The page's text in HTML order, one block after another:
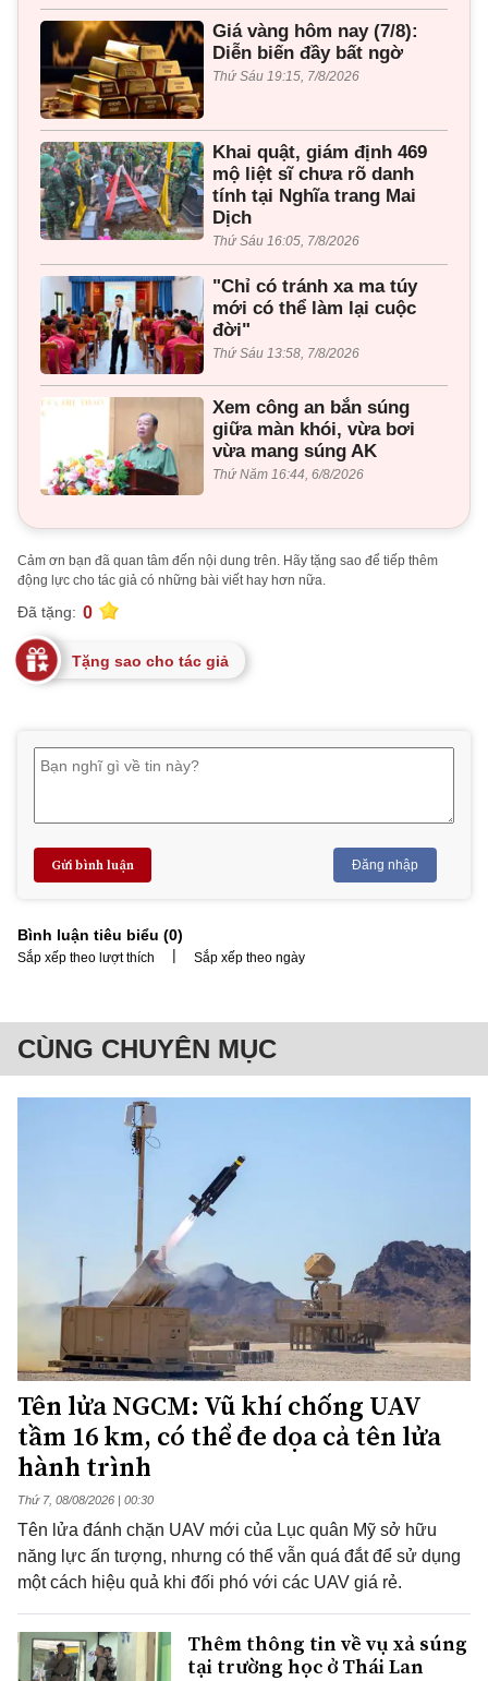
Giá vàng hôm nay (7/8):
Diễn biến đầy bất ngờ
Thứ Sáu 19:15, 7/8/2026
Khai quật, giám định 469
mộ liệt sĩ chưa rõ danh
tính tại Nghĩa trang Mai
Dịch
Thứ Sáu 16:05, 7/8/2026
"Chỉ có tránh xa ma túy
mới có thể làm lại cuộc
đời"
Thứ Sáu 13:58, 7/8/2026
Xem công an bắn súng
giữa màn khói, vừa bơi
vừa mang súng AK
Thứ Năm 16:44, 6/8/2026
Cảm ơn bạn đã quan tâm đến nội dung trên. Hãy tặng sao để tiếp thêm
động lực cho tác giả có những bài viết hay hơn nữa.
Đã tặng: 0
Tặng sao cho tác giả
Gửi bình luận Đăng nhập
Bình luận tiêu biểu (0)
Sắp xếp theo lượt thích | Sắp xếp theo ngày
CÙNG CHUYÊN MỤC
Tên lửa NGCM: Vũ khí chống UAV
tầm 16 km, có thể đe dọa cả tên lửa
hành trình
Thứ 7, 08/08/2026 | 00:30
Tên lửa đánh chặn UAV mới của Lục quân Mỹ sở hữu
năng lực ấn tượng, nhưng có thể vẫn quá đắt để sử dụng
một cách hiệu quả khi đối phó với các UAV giá rẻ.
Thêm thông tin về vụ xả súng
tại trường học ở Thái Lan